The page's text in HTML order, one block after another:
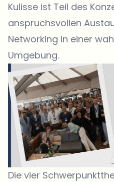
Kulisse ist Teil des
anspruchsvollen
Networking in einer
Umgebung.
Die vier